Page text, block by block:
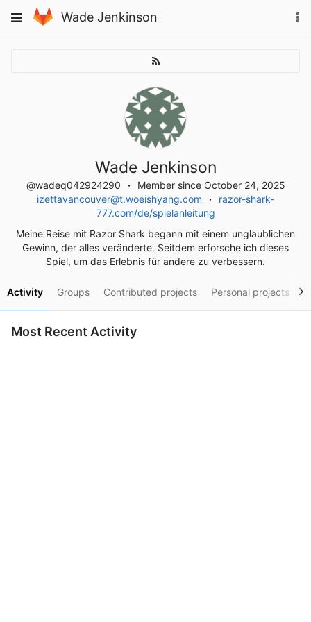
to
Toggle
Wade Jenkinson
Wade Jenkinson
@wadeq042924290
Member since October 24, 2025
izettavancouver@t.woeishyang.com
razor-shark-
777.com/de/spielanleitung
Meine Reise mit Razor Shark begann mit einem unglaublichen
Gewinn, der alles veränderte. Seitdem erforsche ich dieses
Spiel, um das Erlebnis für andere zu verbessern.
Activity Groups Contributed projects Personal projects
Most Recent Activity